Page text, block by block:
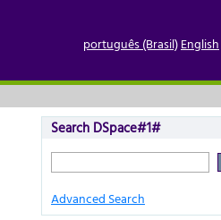
português (Brasil)English
Search DSpace#1#
Advanced Search